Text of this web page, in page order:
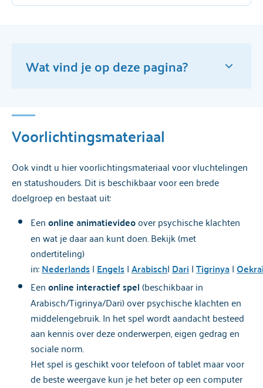
Wat vind je op deze pagina?
E-learning
Behandeling
Tolkentelefoon
Als je geen verblijfsvergunning hebt
Onverzekerd
Neem contact met ons op
Voorlichtingsmateriaal
Ook vindt u hier voorlichtingsmateriaal voor vluchtelingen
en statushouders. Dit is beschikbaar voor een brede
doelgroep en bestaat uit:
Eenonline animatievideoover psychische klachten
en wat je daar aan kunt doen. Bekijk (met
ondertiteling)
in:Nederlands| Engels|Arabisch| Dari |Tigrinya|
Eenonline interactief spel(beschikbaar in
Arabisch/Tigrinya/Dari) over psychische klachten en
middelengebruik. In het spel wordt aandacht besteed
aan kennis over deze onderwerpen, eigen gedrag en
sociale norm.
Het spel is geschikt voor telefoon of tablet maar voor
de beste weergave kun je het beter op een computer